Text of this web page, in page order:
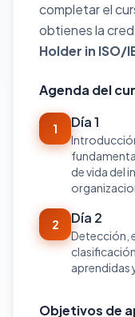
completar el
obtienes la
Holder in ISO/
Agenda del
1 Día 1
de vida del
2 Día 2
Detección,
aprendidas
Objetivos de